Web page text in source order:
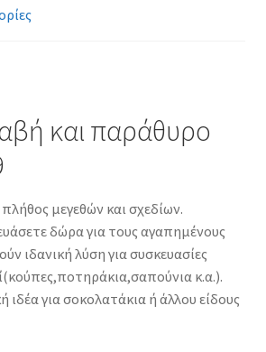
και παράθυρο
μεγεθών και σχεδίων.
δώρα για τους αγαπημένους
ιδανική λύση για συσκευασίες
κ.α.).
ιδέα για σοκολατάκια ή άλλου είδους